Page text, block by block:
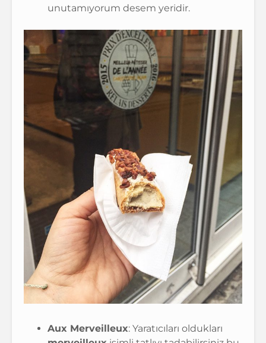
unutamıyorum desem yeridir.
Aux Merveilleux: Yaratıcıları oldukları